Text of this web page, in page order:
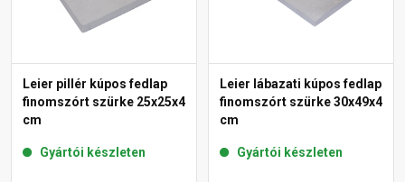
Leier pillér kúpos fedlap
finomszórt szürke 25x25x4
cm
Gyártói készleten
Leier lábazati kúpos fedlap
finomszórt szürke 30x49x4
cm
Gyártói készleten